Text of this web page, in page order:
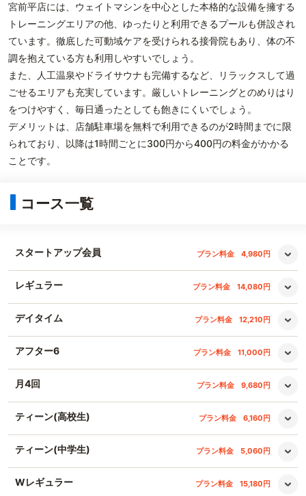
宮前平店には、ウェイトマシンを中心とした本格的な設備を擁する
トレーニングエリアの他、ゆったりと利用できるプールも併設され
ています。徹底した可動域ケアを受けられる接骨院もあり、体の不
調を抱えている方も利用しやすいでしょう。
また、人工温泉やドライサウナも完備するなど、リラックスして過
ごせるエリアも充実しています。厳しいトレーニングとのめりはり
をつけやすく、毎日通ったとしても飽きにくいでしょう。
デメリットは、店舗駐車場を無料で利用できるのが2時間までに限
られており、以降は1時間ごとに300円から400円の料金がかかる
ことです。
コース一覧
スタートアップ会員 プラン料金 4,980円
レギュラー プラン料金 14,080円
デイタイム プラン料金 12,210円
アフター6 プラン料金 11,000円
月4回 プラン料金 9,680円
ティーン(高校生) プラン料金 6,160円
ティーン(中学生) プラン料金 5,060円
Wレギュラー プラン料金 15,180円